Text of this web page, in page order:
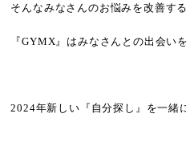
そんなみなさんのお悩みを改善す
『GYMX』はみなさんとの出会い
2024年新しい『自分探し』を一緒